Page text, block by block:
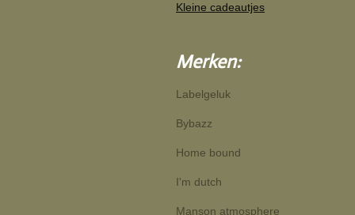
Kleine cadeautjes
Merken:
Labelgeluk
Bybazz
Home bound
I'm dutch
Manson atmosphere